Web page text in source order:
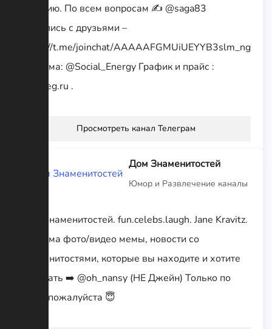
историю. По всем вопросам ✍ @saga83
Поделись с друзьями –
https://t.me/joinchat/AAAAAFGMUiUEYYB3slm_ng
Реклама: @Social_Energy График и прайс :
socialeg.ru .
Просмотреть канал Телеграм
Дом Знаменитостей
Юмор и Развлечение каналы
Дом Знаменитостей. fun.celebs.laugh. Jane Kravitz.
Реклама фото/видео мемы, новости со
знаменитостями, которые вы находите и хотите
прислать ➡️ @oh_nansy (НЕ Джейн) Только по
теме, пожалуйста 😇